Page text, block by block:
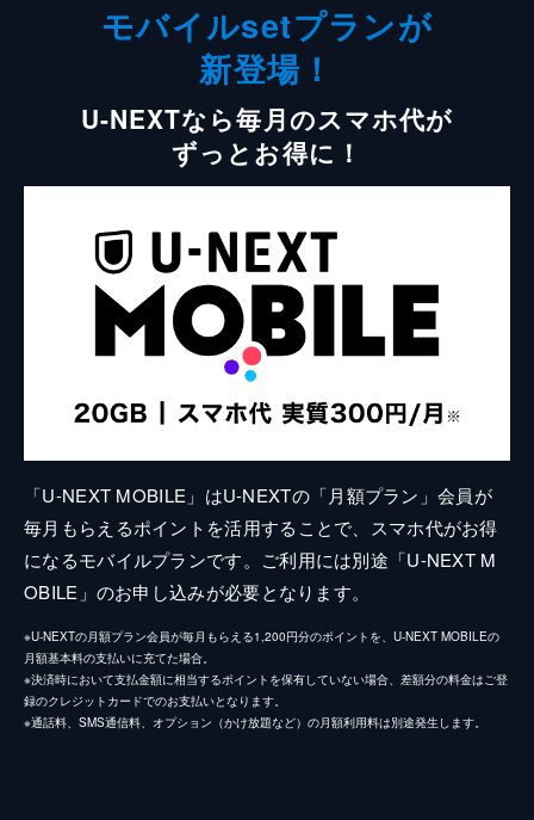
モバイルsetプランが
新登場！
U-NEXTなら毎月のスマホ代が
ずっとお得に！
「U-NEXT MOBILE」はU-NEXTの「月額プラン」会員が
毎月もらえるポイントを活用することで、スマホ代がお得
になるモバイルプランです。ご利用には別途「U-NEXT M
OBILE」のお申し込みが必要となります。
※U-NEXTの月額プラン会員が毎月もらえる1,200円分のポイントを、U-NEXT MOBILEの
月額基本料の支払いに充てた場合。
※決済時において支払金額に相当するポイントを保有していない場合、差額分の料金はご登
録のクレジットカードでのお支払いとなります。
※通話料、SMS通信料、オプション（かけ放題など）の月額利用料は別途発生します。